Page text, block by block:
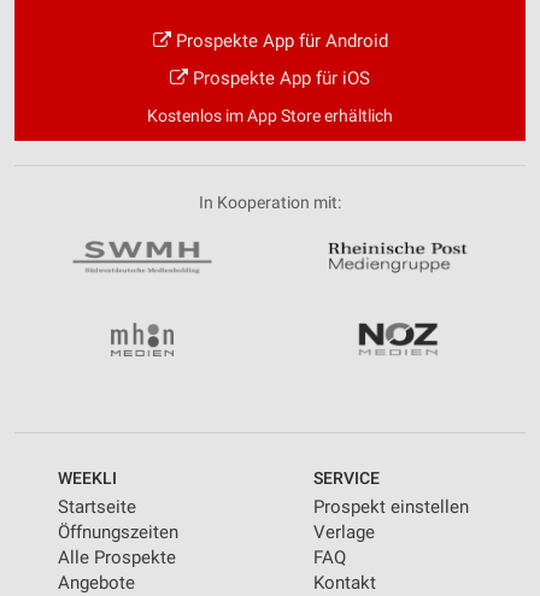
Prospekte App für Android
Prospekte App für iOS
Kostenlos im App Store erhältlich
In Kooperation mit:
WEEKLI
Startseite
Öffnungszeiten
Alle Prospekte
Angebote
SERVICE
Prospekt einstellen
Verlage
FAQ
Kontakt